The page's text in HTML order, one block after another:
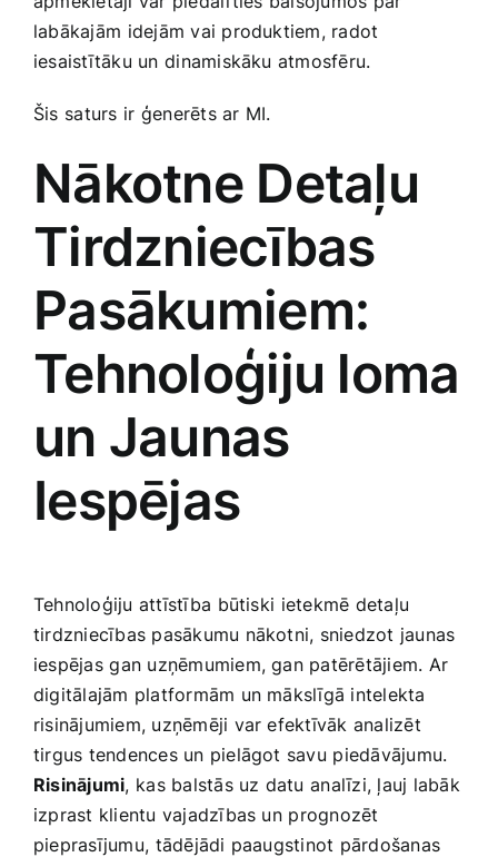
labākajām ⁢idejām ‌vai produktiem, radot
iesaistītāku un⁣ dinamiskāku atmosfēru.
Šis ⁣saturs ⁢ir ģenerēts ⁢ar MI.
Nākotne Detaļu
Tirdzniecības‍
Pasākumiem:
Tehnoloģiju loma⁢
un Jaunas
Iespējas
Tehnoloģiju attīstība⁤ būtiski ⁤ietekmē detaļu
tirdzniecības pasākumu nākotni,​ sniedzot ​jaunas
iespējas ⁣gan uzņēmumiem, gan patērētājiem. Ar
digitālajām platformām ‌un mākslīgā intelekta
risinājumiem, uzņēmēji var efektīvāk analizēt
tirgus tendences un pielāgot savu⁢ piedāvājumu.
Risinājumi,⁣ kas balstās uz datu⁢ analīzi, ļauj ⁤labāk
izprast klientu‍ vajadzības un ⁤prognozēt⁢
pieprasījumu, ⁤tādējādi paaugstinot pārdošanas